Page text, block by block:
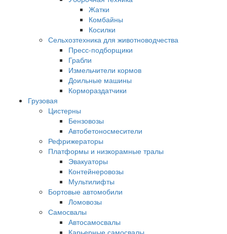
Жатки
Комбайны
Косилки
Сельхозтехника для животноводчества
Пресс-подборщики
Грабли
Измельчители кормов
Доильные машины
Кормораздатчики
Грузовая
Цистерны
Бензовозы
Автобетоносмесители
Рефрижераторы
Платформы и низкорамные тралы
Эвакуаторы
Контейнеровозы
Мультилифты
Бортовые автомобили
Ломовозы
Самосвалы
Автосамосвалы
Карьерные самосвалы